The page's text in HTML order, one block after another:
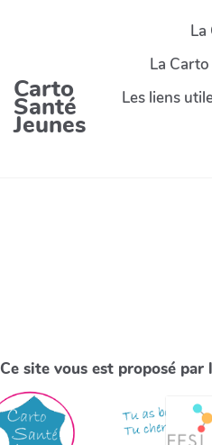
Carto
Santé
Jeunes
La
La
Les liens
Ce site vous est proposé par